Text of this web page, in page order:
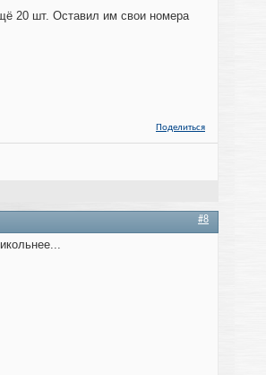
20 шт. Оставил им свои номера
Поделиться
#8